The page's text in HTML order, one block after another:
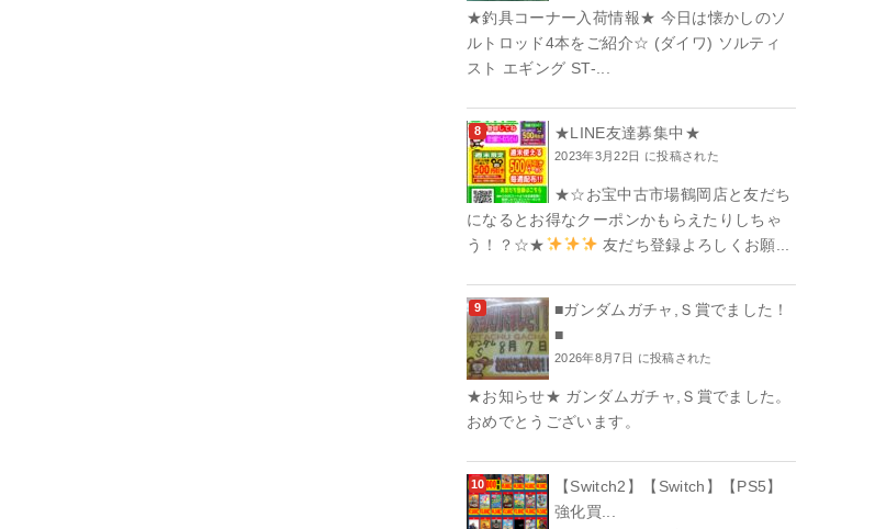
★釣具コーナー入荷情報★ 今日は懐かしのソ
ルトロッド4本をご紹介☆ (ダイワ) ソルティ
スト エギング ST-...
★LINE友達募集中★
2023年3月22日 に投稿された
★☆お宝中古市場鶴岡店と友だち
になるとお得なクーポンかもらえたりしちゃ
う！？☆★
友だち登録よろしくお願...
■ガンダムガチャ,Ｓ賞でました！
■
2026年8月7日 に投稿された
★お知らせ★ ガンダムガチャ,Ｓ賞でました。
おめでとうございます。
【Switch2】【Switch】【PS5】
強化買...